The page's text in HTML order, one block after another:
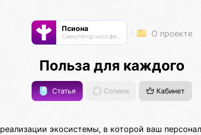
Псиона
Cимулятор ноосферы О проекте
Польза для каждого
Статья Солики Кабинет
экосистемы, в которой ваш